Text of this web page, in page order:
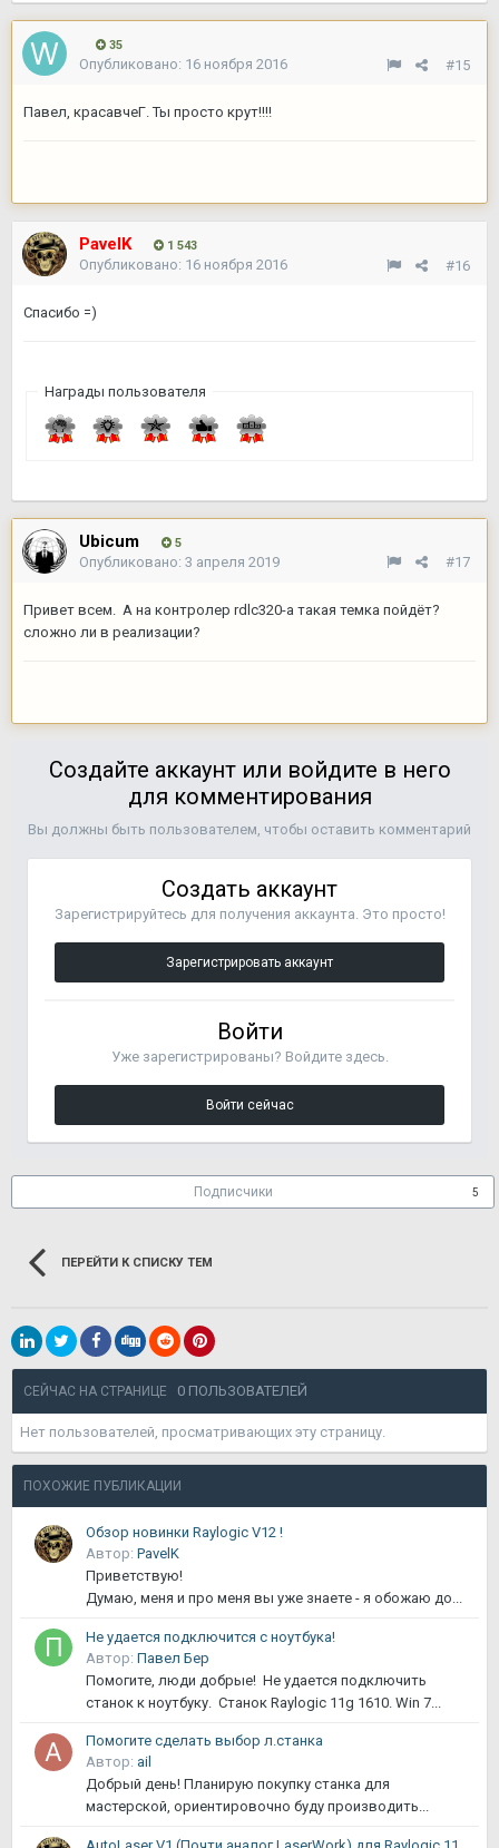
35
#15
Опубликовано: 16 ноября 2016
Павел, красавчеГ. Ты просто крут!!!!
PavelK 1 543
#16
Опубликовано: 16 ноября 2016
Спасибо =)
Награды пользователя
Ubicum 5
#17
Опубликовано: 3 апреля 2019
Привет всем. А на контролер rdlc320-a такая темка пойдёт?
сложно ли в реализации?
Создайте аккаунт или войдите в него
для комментирования
Вы должны быть пользователем, чтобы оставить комментарий
Создать аккаунт
Зарегистрируйтесь для получения аккаунта. Это просто!
Зарегистрировать аккаунт
Войти
Уже зарегистрированы? Войдите здесь.
Войти сейчас
Подписчики 5
ПЕРЕЙТИ К СПИСКУ ТЕМ
СЕЙЧАС НА СТРАНИЦЕ 0 ПОЛЬЗОВАТЕЛЕЙ
Нет пользователей, просматривающих эту страницу.
ПОХОЖИЕ ПУБЛИКАЦИИ
Обзор новинки Raylogic V12 !
Автор: PavelK
Приветствую!
Думаю, меня и про меня вы уже знаете - я обожаю до...
Не удается подключится с ноутбука!
Автор: Павел Бер
Помогите, люди добрые! Не удается подключить
станок к ноутбуку. Станок Raylogic 11g 1610. Win 7...
Помогите сделать выбор л.станка
Автор: ail
Добрый день! Планирую покупку станка для
мастерской, ориентировочно буду производить...